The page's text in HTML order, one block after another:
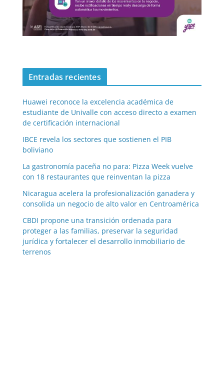
Entradas recientes
Huawei reconoce la excelencia académica de
estudiante de Univalle con acceso directo a examen
de certificación internacional
IBCE revela los sectores que sostienen el PIB
boliviano
La gastronomía paceña no para: Pizza Week vuelve
con 18 restaurantes que reinventan la pizza
Nicaragua acelera la profesionalización ganadera y
consolida un negocio de alto valor en Centroamérica
CBDI propone una transición ordenada para
proteger a las familias, preservar la seguridad
jurídica y fortalecer el desarrollo inmobiliario de
terrenos